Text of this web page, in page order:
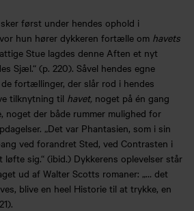
først under hendes ophold i
hun hører dykkeren fortælle om havets
Stue lagdes denne Aften et nyt
Sjæl.“ (p. 220). Såvel hendes egne
fortællinger, der slår rod i hendes
tilknytning til havet, noget på én gang
der både rummer mulighed for
„Det var Phantasien, som i sin
ved forandret Sted, ved Contrasten i
løfte sig.“ (ibid.) Dykkerens oplevelser står
ud af Walter Scotts romaner: „… det
blive en heel Historie til at trykke, en